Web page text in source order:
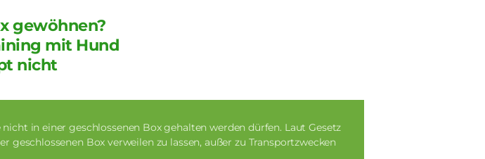
gewöhnen?
mit Hund
nicht
in einer geschlossenen Box gehalten werden dürfen. Laut Gesetz
Box verweilen zu lassen, außer zu Transportzwecken